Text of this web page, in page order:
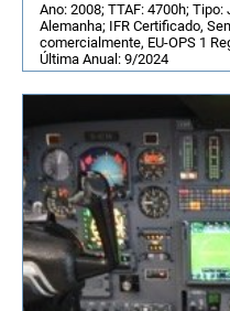
Ano: 2008; TTAF: 4700h;
Alemanha; IFR Certificado,
comercialmente, EU-OPS 1
Última Anual: 9/2024